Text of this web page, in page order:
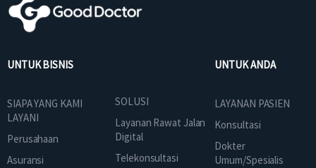
UNTUK BISNIS
SIAPA YANG KAMI
LAYANI
Perusahaan
Asuransi
SOLUSI
Layanan Rawat Jalan
Digital
Telekonsultasi
UNTUK ANDA
LAYANAN PASIEN
Konsultasi
Dokter
Umum/Spesialis